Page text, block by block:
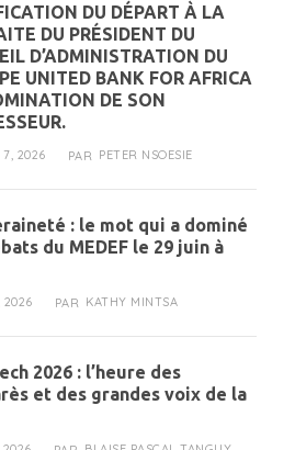
DU DÉPART À LA
DU PRÉSIDENT DU
D’ADMINISTRATION DU
UNITED BANK FOR AFRICA
DE SON
2026 PAR PETER NSOESIE
: le mot qui a dominé
du MEDEF le 29 juin à
2026 PAR KATHY MINTSA
2026 : l’heure des
et des grandes voix de la